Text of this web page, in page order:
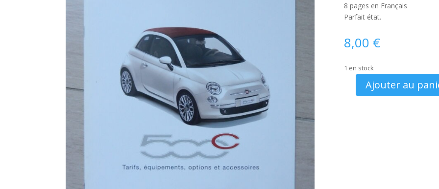
8 pages en Français
Parfait état.
8,00 €
1 en stock
quantitéAjouter au